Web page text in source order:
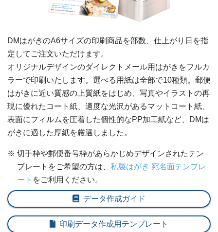
4,500部 ¥ 18,392
5,500部
6,000部 ¥ 23,221 @ 3.9
6,500部 ¥ 24,728 @ 3.8
7,000部 ¥ 26,367
7,500部 ¥ 27,885
8,000部 ¥ 29,524 @ 3.7
8,500部
¥ 32,703
9,500部 ¥ 34,353 @ 3.6
DMはがきのA6サイズの印刷商品を部数、仕上がり日を指
定してご注文いただけます。
オリジナルデザインのダイレクトメール用はがきをフルカ
ラーで印刷いたします。選べる用紙は全部で10種類。郵便
はがきに近い質感の上質紙をはじめ、写真やイラストの再
現に優れたコート紙、適度な光沢があるマットコート紙、
表面にフィルムを圧着した個性的なPP加工紙など、DMは
がきに適した厚紙を厳選しました。
※ 切手枠や郵便番号枠があらかじめデザインされたテン
プレートをご希望の方は、 私製はがき 宛名面テンプレ
ート をご利用ください。
データ作成ガイド
印刷データ作成用テンプレート